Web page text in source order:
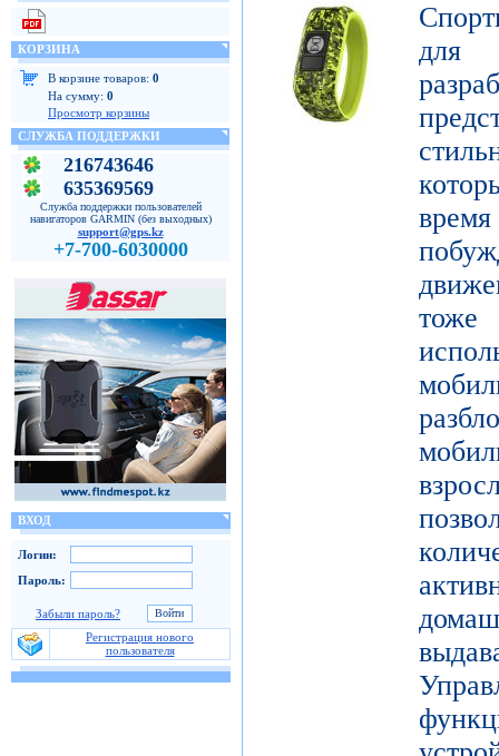
КОРЗИНА
В корзине товаров: 0
На сумму: 0
Просмотр корзины
СЛУЖБА ПОДДЕРЖКИ
216743646
635369569
Служба поддержки пользователей
навигаторов GARMIN (без выходных)
support@gps.kz
+7-700-6030000
ВХОД
Логин:
Пароль:
Забыли пароль?
Регистрация нового
пользователя
для
тоже